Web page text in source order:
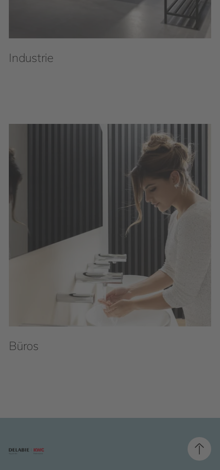
Industrie
Büros